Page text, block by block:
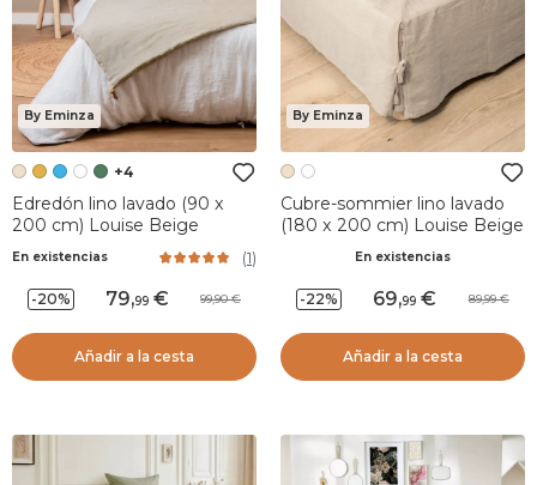
By Eminza
+4
Edredón lino lavado (90 x
200 cm) Louise Beige
En existencias (1)
-20% 79,99 99,90
Añadir a la cesta
By Eminza
Cubre-sommier lino lavado
(180 x 200 cm) Louise Beige
En existencias
-22% 69,99 89,99
Añadir a la cesta